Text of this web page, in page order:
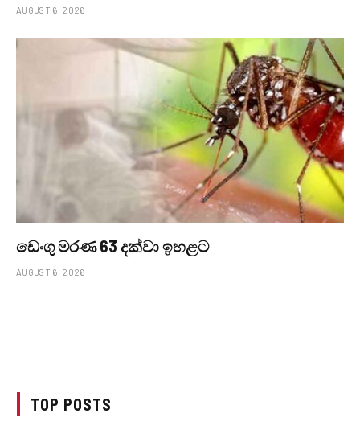
AUGUST 6, 2026
ඩෙංගු මරණ 63 දක්වා ඉහළට
AUGUST 6, 2026
TOP POSTS